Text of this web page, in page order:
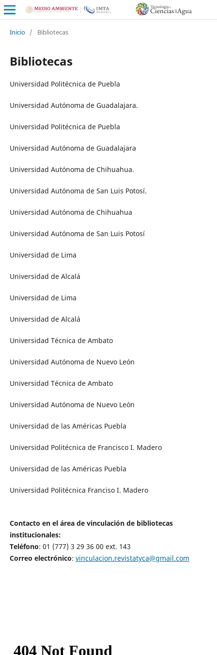
Inicio / Bibliotecas
Bibliotecas
Universidad Politécnica de Puebla
Universidad Autónoma de Guadalajara.
Universidad Politécnica de Puebla
Universidad Autónoma de Guadalajara
Universidad Autónoma de Chihuahua.
Universidad Autónoma de San Luis Potosí.
Universidad Autónoma de Chihuahua
Universidad Autónoma de San Luis Potosí
Universidad de Lima
Universidad de Alcalá
Universidad de Lima
Universidad de Alcalá
Universidad Técnica de Ambato
Universidad Autónoma de Nuevo León
Universidad Técnica de Ambato
Universidad Autónoma de Nuevo León
Universidad de las Américas Puebla
Universidad Politécnica de Francisco I. Madero
Universidad de las Américas Puebla
Universidad Politécnica Franciso I. Madero
Contacto en el área de vinculación de bibliotecas
institucionales:
Teléfono: 01 (777) 3 29 36 00 ext. 143
Correo electrónico: vinculacion.revistatyca@gmail.com